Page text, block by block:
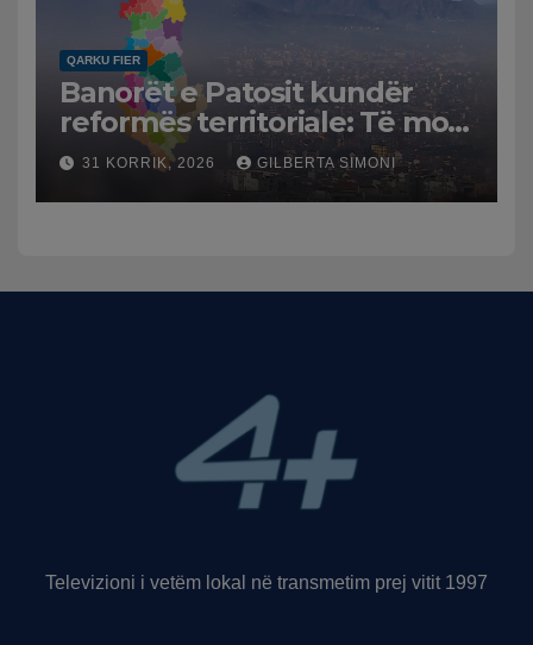
QARKU FIER
Banorët e Patosit kundër
reformës territoriale: Të mos
humbasim identitetin e
qytetit
31 KORRIK, 2026 GILBERTA SIMONI
Televizioni i vetëm lokal në transmetim prej vitit 1997